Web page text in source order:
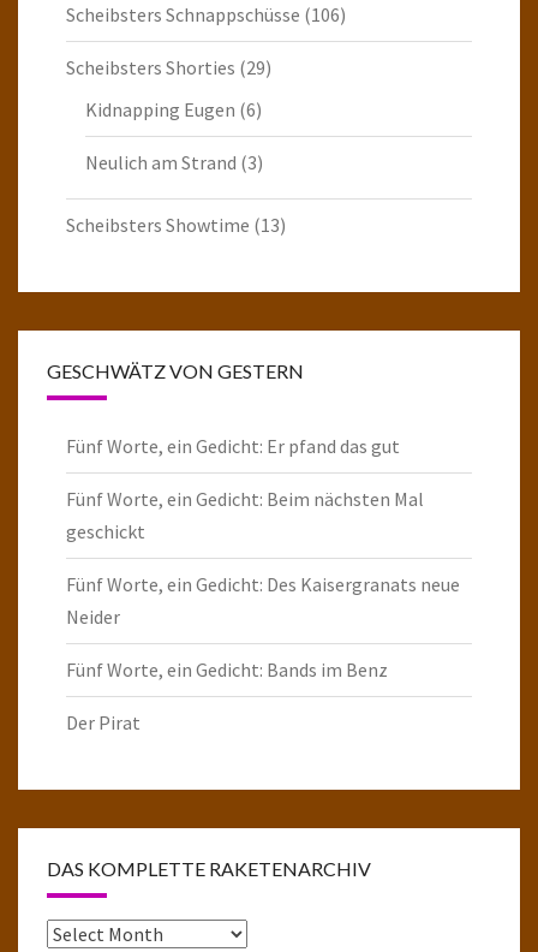
Scheibsters Schnappschüsse (106)
Scheibsters Shorties (29)
Kidnapping Eugen (6)
Neulich am Strand (3)
Scheibsters Showtime (13)
GESCHWÄTZ VON GESTERN
Fünf Worte, ein Gedicht: Er pfand das gut
Fünf Worte, ein Gedicht: Beim nächsten Mal
geschickt
Fünf Worte, ein Gedicht: Des Kaisergranats neue
Neider
Fünf Worte, ein Gedicht: Bands im Benz
Der Pirat
DAS KOMPLETTE RAKETENARCHIV
Das